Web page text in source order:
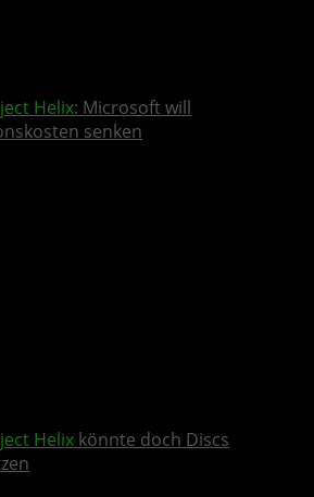
Helix: Microsoft will
senken
Helix könnte doch Discs